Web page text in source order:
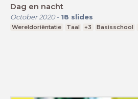
Dag en nacht
October 2020- 18 slides
Wereldoriëntatie Taal +3 Basisschool